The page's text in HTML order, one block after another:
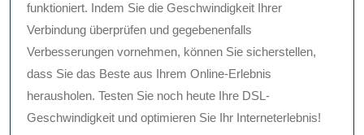
funktioniert. Indem Sie die Geschwindigkeit Ihrer
Verbindung überprüfen und gegebenenfalls
Verbesserungen vornehmen, können Sie sicherstellen,
dass Sie das Beste aus Ihrem Online-Erlebnis
herausholen. Testen Sie noch heute Ihre DSL-
Geschwindigkeit und optimieren Sie Ihr Interneterlebnis!